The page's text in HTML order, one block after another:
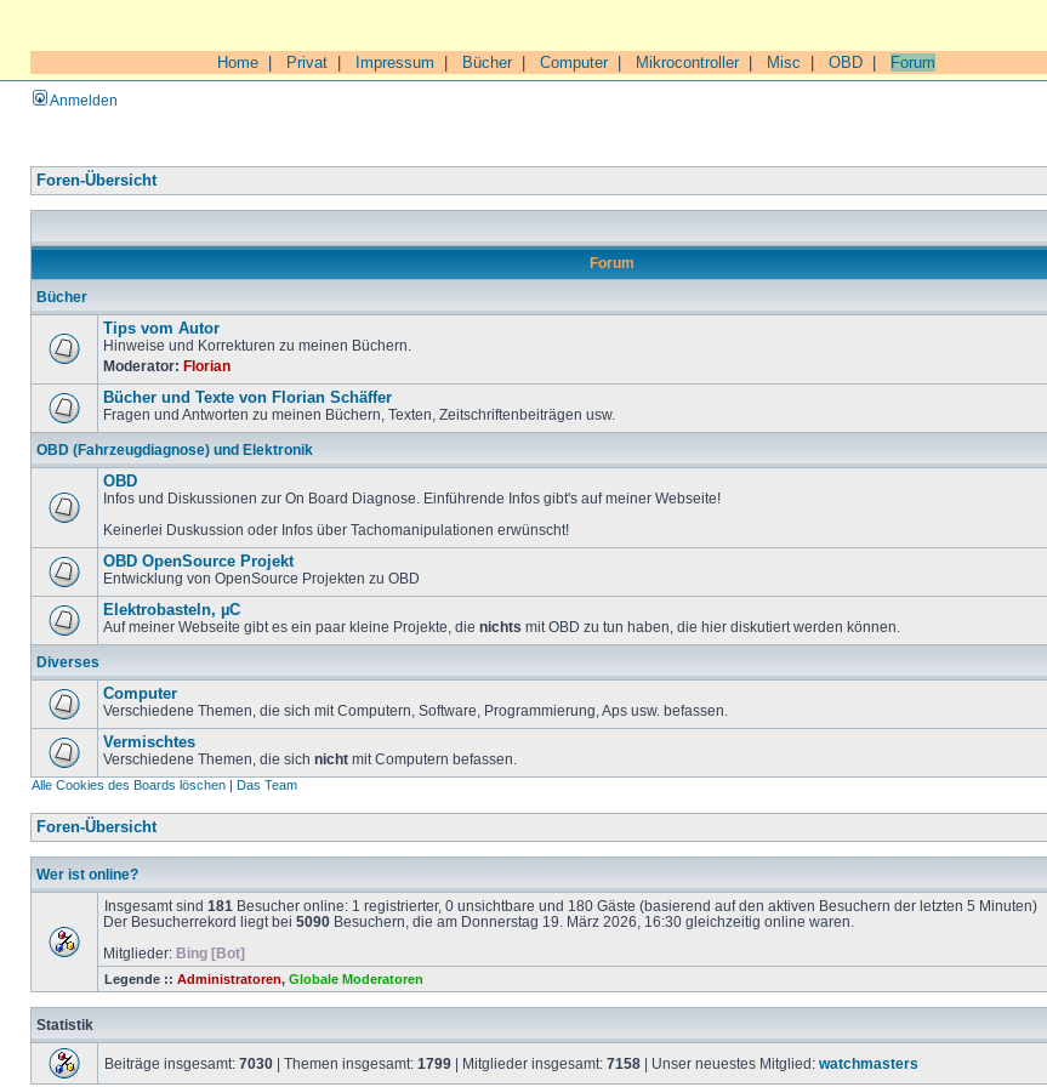
Home Privat Impressum Bücher| Computer| Mikrocontroller| Misc OBD Forum
Anmelden
Foren-Übersicht
Forum
Bücher
Tips vom Autor
Hinweise und Korrekturen zu meinen Büchern.
Moderator: Florian
Bücher und Texte von Florian Schäffer
Fragen und Antworten zu meinen Büchern, Texten, Zeitschriftenbeiträgen usw.
OBD (Fahrzeugdiagnose) und Elektronik
OBD
Infos und Diskussionen zur On Board Diagnose. Einführende Infos gibt's auf meiner Webseite!
Keinerlei Duskussion oder Infos über Tachomanipulationen erwünscht!
OBD OpenSource Projekt
Entwicklung von OpenSource Projekten zu OBD
Elektrobasteln, µC
Auf meiner Webseite gibt es ein paar kleine Projekte, die nichts mit OBD zu tun haben, die hier diskutiert werden können.
Diverses
Computer
Verschiedene Themen, die sich mit Computern, Software, Programmierung, Aps usw. befassen.
Vermischtes
Verschiedene Themen, die sich nicht mit Computern befassen.
Alle Cookies des Boards löschen | Das Team
Foren-Übersicht
Wer ist online?
Insgesamt sind 181 Besucher online: 1 registrierter, 0 unsichtbare und 180 Gäste (basierend auf den aktiven Besuchern der letzten 5 Minuten)
Der Besucherrekord liegt bei 5090 Besuchern, die am Donnerstag 19. März 2026, 16:30 gleichzeitig online waren.
Mitglieder: Bing [Bot]
Legende :: Administratoren, Globale Moderatoren
Statistik
Beiträge insgesamt: 7030 | Themen insgesamt: 1799 | Mitglieder insgesamt: 7158 | Unser neuestes Mitglied: watchmasters